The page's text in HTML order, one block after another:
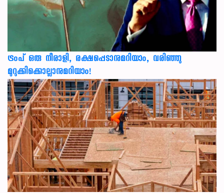
ട്രംപ് ഒരു നീരാളി, രക്ഷപ്പെടാനുമറിയാം, വരിഞ്ഞു
മുറുക്കിക്കൊല്ലാനുമറിയാം!